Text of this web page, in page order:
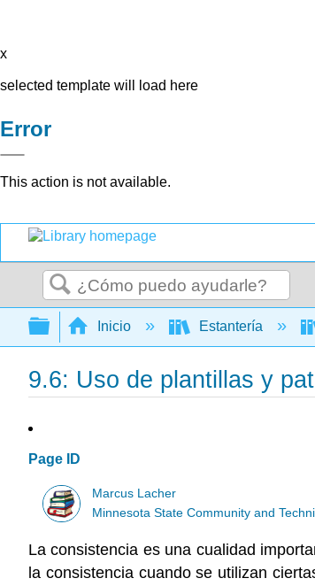
x
selected template will load here
Error
This action is not available.
Buscar
Expandir/contraer
Inicio Estantería
9.6: Uso de plantillas y
Page ID
Marcus Lacher
Minnesota State Community and
La consistencia es una cualidad
la consistencia cuando se utilizan